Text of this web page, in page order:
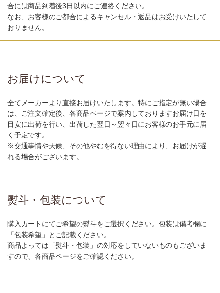
合には商品到着後3日以内にご連絡ください。
なお、お客様のご都合によるキャンセル・返品はお受けいたして
おりません。
お届けについて
全てメーカーより直接お届けいたします。特にご指定が無い場合
は、ご注文確定後、各商品ページで案内しておりますお届け日を
目安に出荷を行い、出荷した翌日～翌々日にお客様のお手元に届
く予定です。
※交通事情や天候、その他やむを得ない理由により、お届けが遅
れる場合がございます。
熨斗・包装について
購入カートにてご希望の熨斗をご選択ください。包装は備考欄に
「包装希望」とご記載ください。
商品よっては「熨斗・包装」の対応をしていないものもございま
すので、各商品ページをご確認ください。